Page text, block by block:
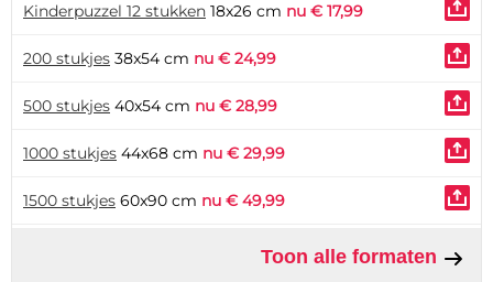
Kinderpuzzel 12 stukken 18x26 cm nu € 17,99
200 stukjes 38x54 cm nu € 24,99
500 stukjes 40x54 cm nu € 28,99
1000 stukjes 44x68 cm nu € 29,99
1500 stukjes 60x90 cm nu € 49,99
Toon alle formaten